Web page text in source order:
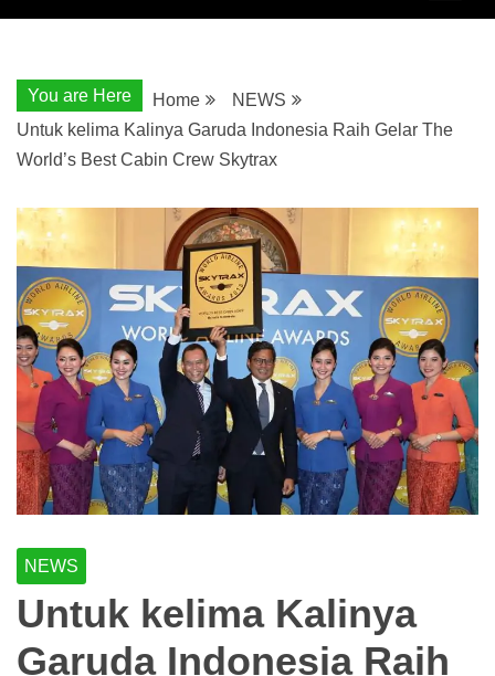
You are Here Home
NEWS
Untuk kelima Kalinya Garuda Indonesia Raih Gelar The
World’s Best Cabin Crew Skytrax
NEWS
Untuk kelima Kalinya
Garuda Indonesia Raih